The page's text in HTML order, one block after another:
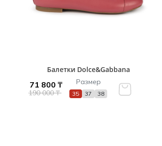
Балетки Dolce&Gabbana
71 800 ₸
190 000 ₸
Размер
35 37 38